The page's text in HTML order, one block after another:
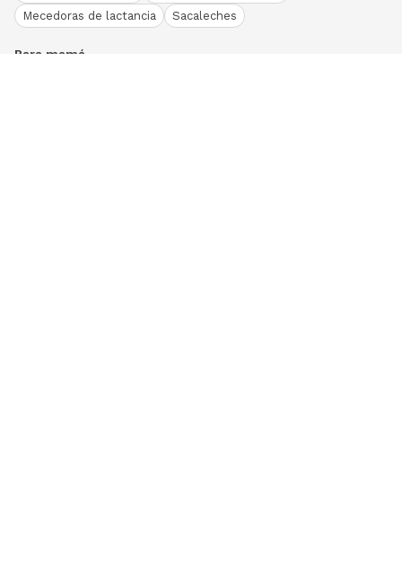
Mecedoras de lactancia
Sacaleches
Para mamá